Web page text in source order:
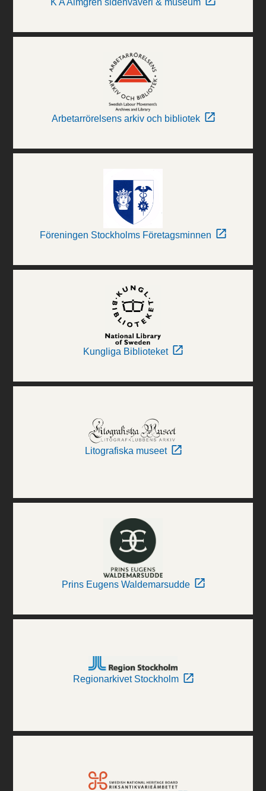
Arbetarrörelsens arkiv och bibliotek
Föreningen Stockholms Företagsminnen
Kungliga Biblioteket
Litografiska museet
Prins Eugens Waldemarsudde
Regionarkivet Stockholm